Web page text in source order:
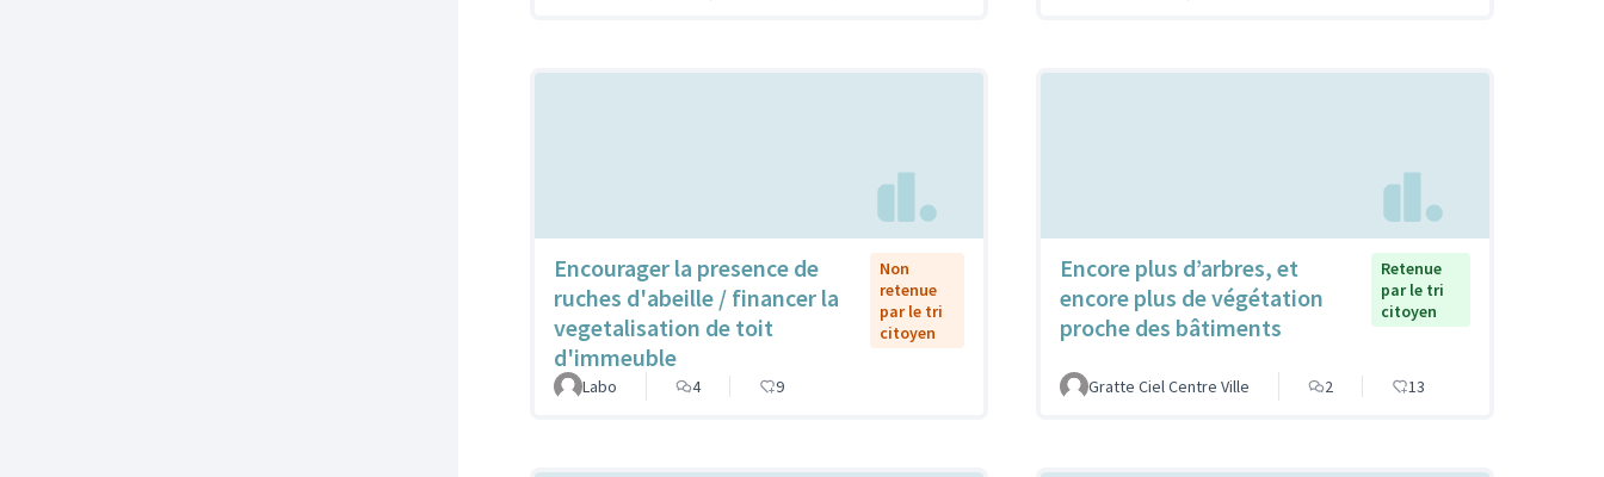
Encourager la presence de
ruches d'abeille / financer la
vegetalisation de toit
d'immeuble
Non
retenue
par le tri
citoyen
Labo 4 9
Encore plus d’arbres, et
encore plus de végétation
proche des bâtiments
Retenue
par le tri
citoyen
Gratte Ciel Centre Ville 2 13